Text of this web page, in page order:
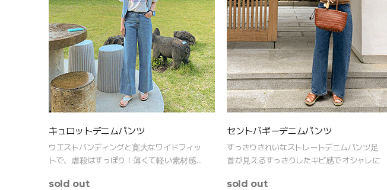
キュロットデニムパンツ
ウエストバンディングと寛大なワイドフィッ
トで、虐殺はすっぽり！薄くて軽い素材感で
sold out
セントバギーデニムパンツ
すっきりきれいなストレートデニムパンツ足
首が見えるすっきりしたキビ感でオシャレに
sold out